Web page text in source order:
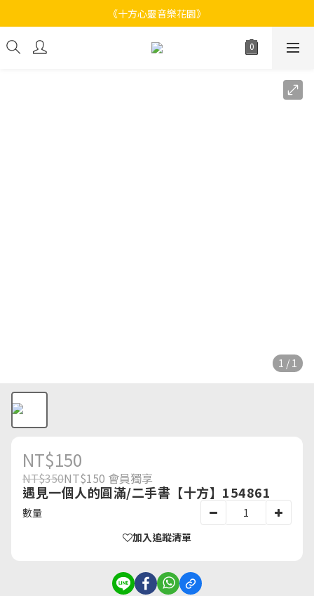
《十方心靈音樂花園》
《十方心靈音樂花園》
Welcome
1 / 1
NT$150
NT$350NT$150 會員獨享
遇見一個人的圓滿/二手書【十方】154861
數量
加入追蹤清單